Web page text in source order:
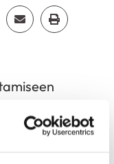
Linkedin
Jaa EmailJaa Print
lämpimät